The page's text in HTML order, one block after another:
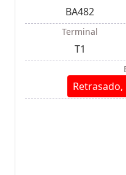
BA482
Terminal
T1
Retrasado,